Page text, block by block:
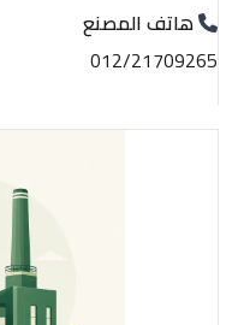
هاتف المصنع
012/21709265